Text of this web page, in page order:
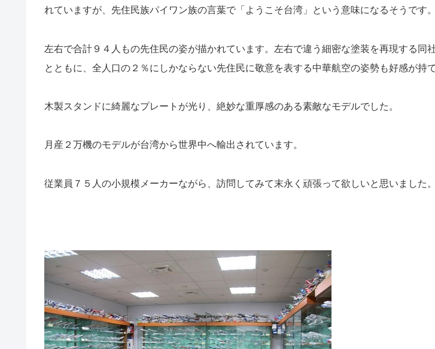
れていますが、先住民族パイワン族の言葉で「ようこそ台湾」という意味になるそうです。
左右で合計９４人もの先住民の姿が描かれています。左右で違う細密な塗装を再現する同
とともに、全人口の２％にしかならない先住民に敬意を表する中華航空の姿勢も好感が持て
木製スタンドに綺麗なプレートが光り、絶妙な重厚感のある素敵なモデルでした。
月産２万機のモデルが台湾から世界中へ輸出されています。
従業員７５人の小規模メーカーながら、訪問してみて末永く頑張って欲しいと思いました。